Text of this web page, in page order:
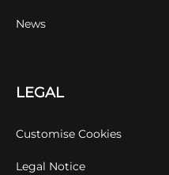
News
LEGAL
Customise Cookies
Legal Notice